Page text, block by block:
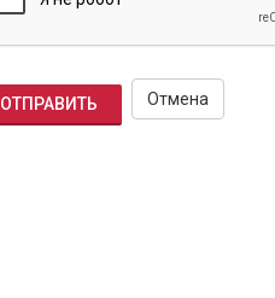
ОТПРАВИТЬ Отмена